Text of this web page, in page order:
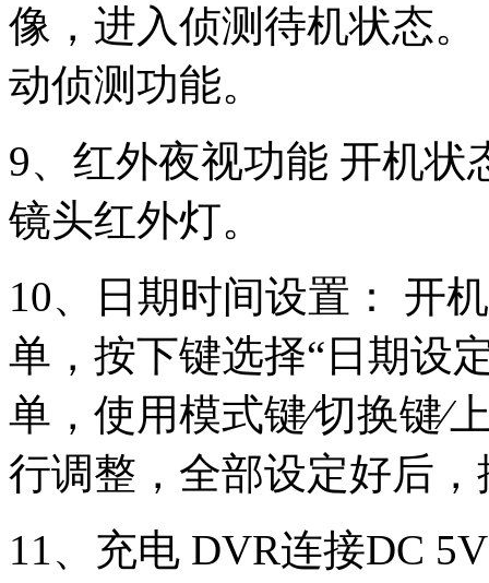
像，进入侦测待机状态
动侦测功能。
9、红外夜视功能 开机
镜头红外灯。
10、日期时间设置： 开
单，按下键选择“日期设
单，使用模式键∕切换键∕
行调整，全部设定好后
11、充电 DVR连接DC